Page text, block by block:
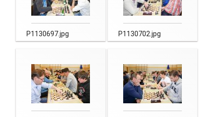
P1130697.jpg P1130702.jpg